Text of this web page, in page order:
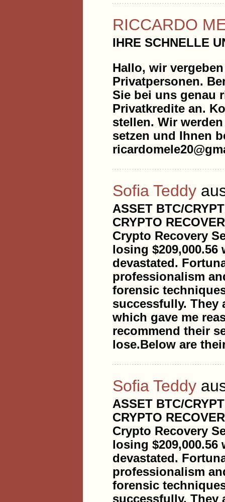
RICCARDO
IHRE SCHNELLE
Hallo, wir
Privatpersonen.
Sie bei uns genau
Privatkredite an.
stellen. Wir
setzen und Ihnen
Sofia Teddy
ASSET BTC/
CRYPTO
Crypto Recovery
losing
devastated.
professionalism
forensic
successfully. They
which gave me
recommend their
lose.Below are
Sofia Teddy
ASSET BTC/
CRYPTO
Crypto Recovery
losing
devastated.
professionalism
forensic
successfully. They